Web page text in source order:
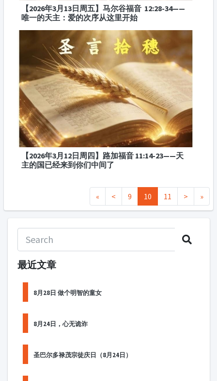
【2026年3月13日周五】马尔谷福音 12:28-34——
唯一的天主：爱的次序从这里开始
【2026年3月12日周四】路加福音 11:14-23——天
主的国已经来到你们中间了
« < 9 10 11 > »
最近文章
8月28日 做个明智的童女
8月24日，心无诡诈
圣巴尔多禄茂宗徒庆日（8月24日）